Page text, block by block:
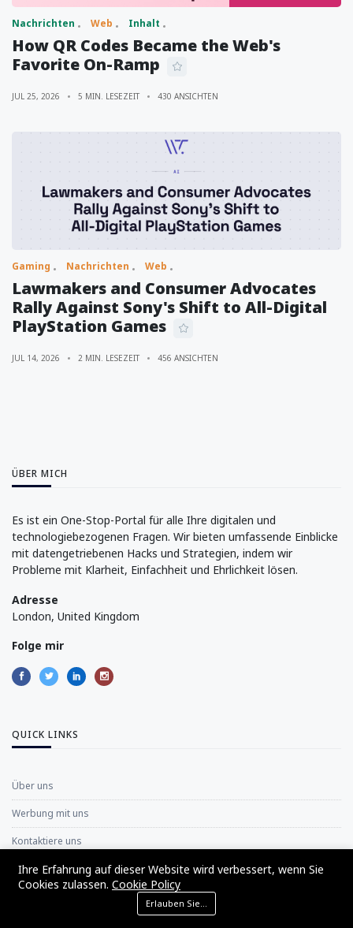
Nachrichten Web Inhalt
How QR Codes Became the Web's
Favorite On-Ramp
JUL 25, 2026 5 MIN. LESEZEIT 430 ANSICHTEN
Gaming Nachrichten Web
Lawmakers and Consumer Advocates
Rally Against Sony's Shift to All-Digital
PlayStation Games
JUL 14, 2026 2 MIN. LESEZEIT 456 ANSICHTEN
ÜBER MICH
Es ist ein One-Stop-Portal für alle Ihre digitalen und
technologiebezogenen Fragen. Wir bieten umfassende Einblicke
mit datengetriebenen Hacks und Strategien, indem wir
Probleme mit Klarheit, Einfachheit und Ehrlichkeit lösen.
Adresse
London, United Kingdom
Folge mir
QUICK LINKS
Über uns
Werbung mit uns
Kontaktiere uns
Disclaimer Policy
Ihre Erfahrung auf dieser Website wird verbessert, wenn Sie
Cookies zulassen. Cookie Policy
Erlauben Sie Cookies